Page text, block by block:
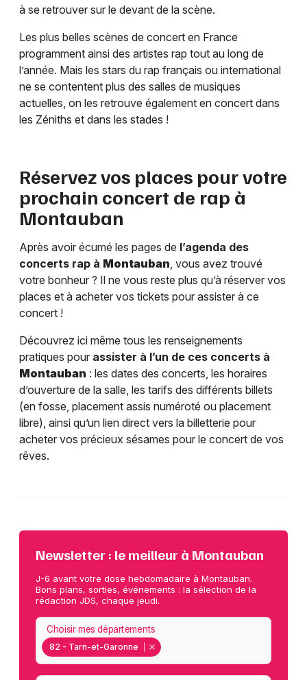
à se retrouver sur le devant de la scène.
Les plus belles scènes de concert en France
programment ainsi des artistes rap tout au long de
l’année. Mais les stars du rap français ou international
ne se contentent plus des salles de musiques
actuelles, on les retrouve également en concert dans
les Zéniths et dans les stades !
Réservez vos places pour votre
prochain concert de rap à
Montauban
Après avoir écumé les pages de l’agenda des
concerts rap à Montauban, vous avez trouvé
votre bonheur ? Il ne vous reste plus qu’à réserver vos
places et à acheter vos tickets pour assister à ce
concert !
Découvrez ici même tous les renseignements
pratiques pour assister à l’un de ces concerts à
Montauban : les dates des concerts, les horaires
d’ouverture de la salle, les tarifs des différents billets
(en fosse, placement assis numéroté ou placement
libre), ainsi qu’un lien direct vers la billetterie pour
acheter vos précieux sésames pour le concert de vos
rêves.
Newsletter : le meilleur à Montauban
J-6 avant votre dose hebdomadaire à Montauban.
Bons plans, sorties, événements : la sélection de la
rédaction JDS, chaque jeudi.
82 - Tarn-et-Garonne
Choisir mes départements